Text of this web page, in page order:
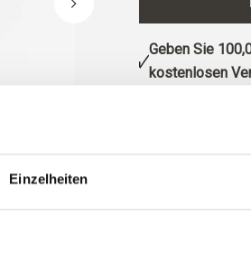
Einzelheiten
Geben Sie
kostenlosen
Bestellungen,
noch am
Plum ein tiefes
einem dezenten
Es tendiert eher